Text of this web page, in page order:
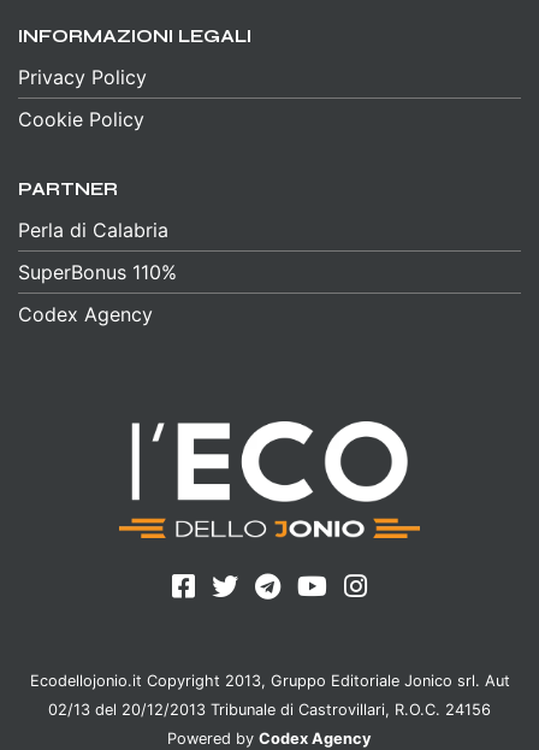
INFORMAZIONI LEGALI
Privacy Policy
Cookie Policy
PARTNER
Perla di Calabria
SuperBonus 110%
Codex Agency
Ecodellojonio.it Copyright 2013, Gruppo Editoriale Jonico srl. Aut
02/13 del 20/12/2013 Tribunale di Castrovillari, R.O.C. 24156
Powered by Codex Agency